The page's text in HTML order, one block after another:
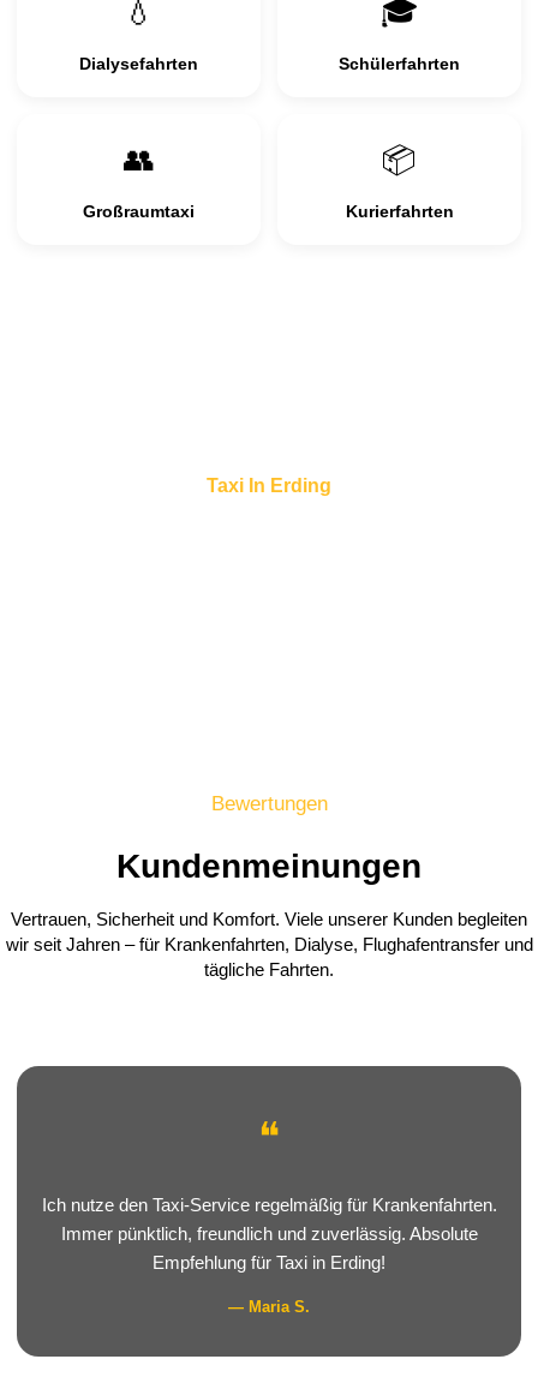
💧
Dialysefahrten
🎓
Schülerfahrten
👥
Großraumtaxi
📦
Kurierfahrten
Taxi In Erding
Bewertungen
Kundenmeinungen
Vertrauen, Sicherheit und Komfort. Viele unserer Kunden begleiten
wir seit Jahren – für Krankenfahrten, Dialyse, Flughafentransfer und
tägliche Fahrten.
❝
Ich nutze den Taxi-Service regelmäßig für Krankenfahrten.
Immer pünktlich, freundlich und zuverlässig. Absolute
Empfehlung für Taxi in Erding!
— Maria S.